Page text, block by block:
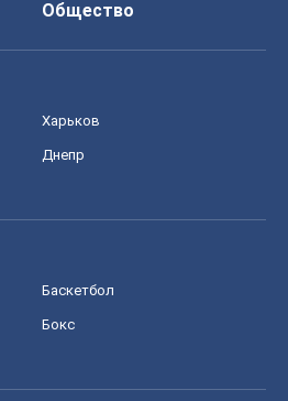
Общество
Харьков
Днепр
Баскетбол
Бокс